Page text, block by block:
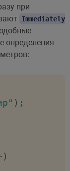
при
Immediately
определения
) ;
)